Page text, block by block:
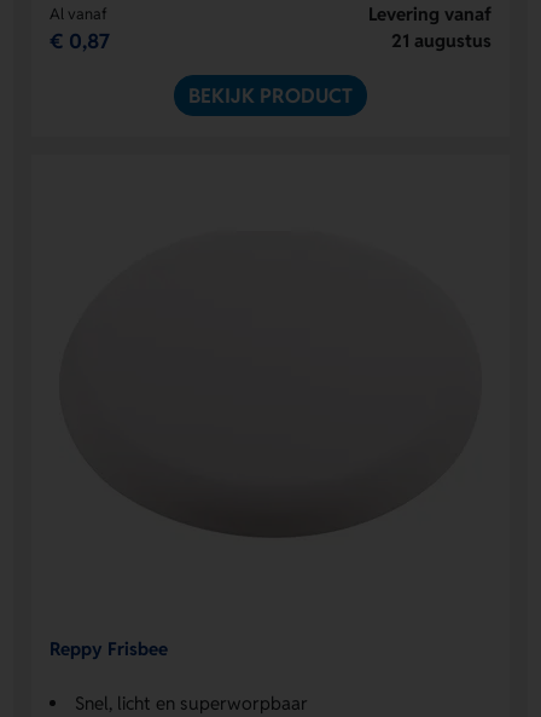
Al vanaf
€ 0,87
Levering vanaf
21 augustus
BEKIJK PRODUCT
Reppy Frisbee
Snel, licht en superworpbaar